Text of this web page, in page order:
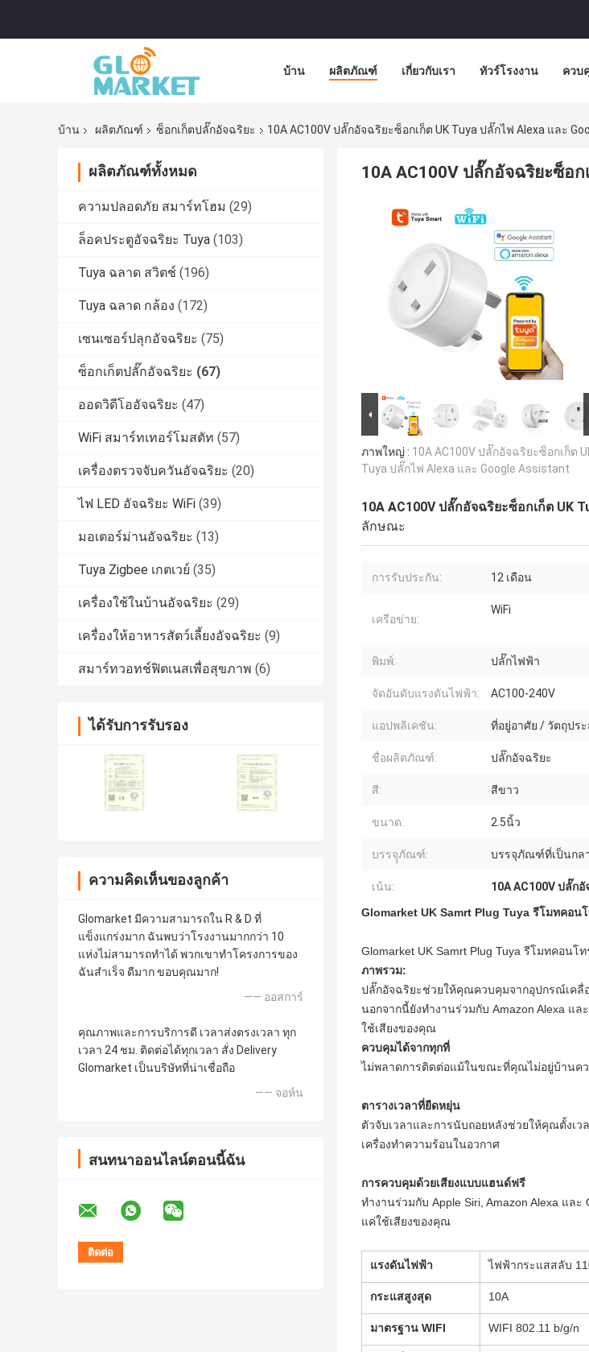
บ้าน ผลิตภัณฑ์ เกี่ยวกับเรา ทัวร์โรงงาน ควบ
บ้าน ผลิตภัณฑ์ ซ็อกเก็ตปลั๊กอัจฉริยะ 10A AC100V ปลั๊กอัจฉริยะซ็อกเก็ต UK Tuya ปลั๊กไฟ Alexa และ
ผลิตภัณฑ์ทั้งหมด
ความปลอดภัย สมาร์ทโฮม (29)
ล็อคประตูอัจฉริยะ Tuya (103)
Tuya ฉลาด สวิตช์ (196)
Tuya ฉลาด กล้อง (172)
เซนเซอร์ปลุกอัจฉริยะ (75)
ซ็อกเก็ตปลั๊กอัจฉริยะ (67)
ออดวิดีโออัจฉริยะ (47)
WiFi สมาร์ทเทอร์โมสตัท (57)
เครื่องตรวจจับควันอัจฉริยะ (20)
ไฟ LED อัจฉริยะ WiFi (39)
มอเตอร์ม่านอัจฉริยะ (13)
Tuya Zigbee เกตเวย์ (35)
เครื่องใช้ในบ้านอัจฉริยะ (29)
เครื่องให้อาหารสัตว์เลี้ยงอัจฉริยะ (9)
สมาร์ทวอทช์ฟิตเนสเพื่อสุขภาพ (6)
ได้รับการรับรอง
ความคิดเห็นของลูกค้า
Glomarket มีความสามารถใน R & D ที่
แข็งแกร่งมาก ฉันพบว่าโรงงานมากกว่า 10
แห่งไม่สามารถทำได้ พวกเขาทำโครงการของ
ฉันสำเร็จ ดีมาก ขอบคุณมาก!
—— ออสการ์
คุณภาพและการบริการดี เวลาส่งตรงเวลา ทุก
เวลา 24 ชม. ติดต่อได้ทุกเวลา สั่ง Delivery
Glomarket เป็นบริษัทที่น่าเชื่อถือ
—— จอห์น
สนทนาออนไลน์ตอนนี้ฉัน
10A AC100V ปลั๊กอัจฉริยะซ็อ
ภาพใหญ่ : 10A AC100V ปลั๊กอัจฉริยะซ็อกเก็ต
Tuya ปลั๊กไฟ Alexa และ Google Assistant
10A AC100V ปลั๊กอัจฉริยะซ็อกเก็ต UK
ลักษณะ
การรับประกัน: 12 เดือน
เครือข่าย:
WiFi
พิมพ์: ปลั๊กไฟฟ้า
จัดอันดับแรงดันไฟฟ้า: AC100-240V
แอปพลิเคชัน: ที่อยู่อาศัย / วัตถุปร
ชื่อผลิตภัณฑ์: ปลั๊กอัจฉริยะ
สี: สีขาว
ขนาด: 2.5นิ้ว
บรรจุุภัณฑ์: บรรจุภัณฑ์ที่เป็นกล
เน้น: 10A AC100V ปลั๊ก
Glomarket UK Samrt Plug Tuya รีโมทคอ
Glomarket UK Samrt Plug Tuya รีโมทคอนโ
ภาพรวม:
ปลั๊กอัจฉริยะช่วยให้คุณควบคุมจากอุปกรณ์เคลื่
นอกจากนี้ยังทำงานร่วมกับ Amazon Alexa แ
ใช้เสียงของคุณ
ควบคุมได้จากทุกที่
ไม่พลาดการติดต่อแม้ในขณะที่คุณไม่อยู่บ้านค
ตารางเวลาที่ยืดหยุ่น
ตัวจับเวลาและการนับถอยหลังช่วยให้คุณตั้งเ
เครื่องทำความร้อนในอวกาศ
การควบคุมด้วยเสียงแบบแฮนด์ฟรี
ทำงานร่วมกับ Apple Siri, Amazon Alexa แล
แค่ใช้เสียงของคุณ
แรงดันไฟฟ้า ไฟฟ้ากระแสสลับ
กระแสสูงสุด 10A
มาตรฐาน WIFI WIFI 802.11 b/g/n